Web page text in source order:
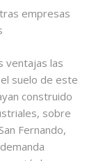
empresas
ventajas las
suelo de este
construido
sobre
Fernando,